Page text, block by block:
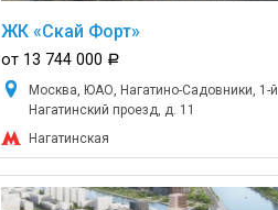
ЖК «Скай Форт»
от 13 744 000 a
Москва, ЮАО, Нагатино-Садовники, 1-й
Нагатинский проезд, д. 11
Нагатинская